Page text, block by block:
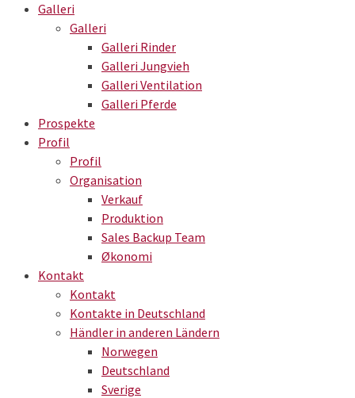
Galleri
Galleri
Galleri Rinder
Galleri Jungvieh
Galleri Ventilation
Galleri Pferde
Prospekte
Profil
Profil
Organisation
Verkauf
Produktion
Sales Backup Team
Økonomi
Kontakt
Kontakt
Kontakte in Deutschland
Händler in anderen Ländern
Norwegen
Deutschland
Sverige